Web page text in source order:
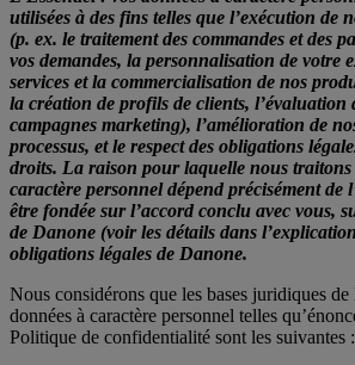
utilisées à des fins telles que l’exécution de
(p. ex. le traitement des commandes et des
vos demandes, la personnalisation de votre
services et la commercialisation de nos
la création de profils de clients, l’évaluation
campagnes marketing), l’amélioration de
processus, et le respect des obligations
droits. La raison pour laquelle nous traitons
caractère personnel dépend précisément de
être fondée sur l’accord conclu avec vous,
de Danone (voir les détails dans
obligations légales de Danone.
Nous considérons que les bases juridiques
données à caractère personnel telles
Politique de confidentialité sont les suivantes :